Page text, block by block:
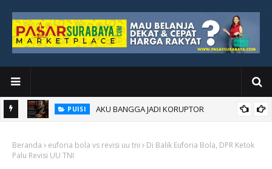
PUISI AKU BANGGA JADI KORUPTOR
Beranda euforia bola vs revisi uu tni
Di Balik Euforia Bola, DPR Ketok
Palu Revisi UU TNI